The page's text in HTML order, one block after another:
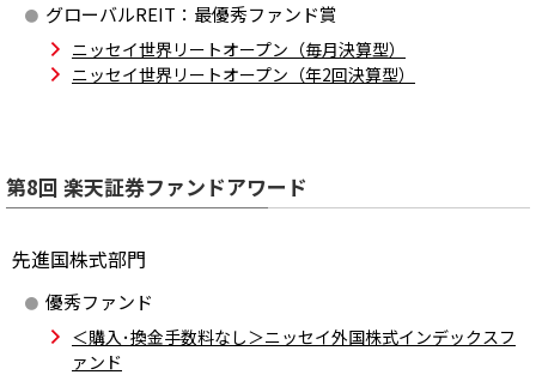
グローバルREIT：最優秀ファンド賞
ニッセイ世界リートオープン（毎月決算型）
ニッセイ世界リートオープン（年2回決算型）
第8回 楽天証券ファンドアワード
先進国株式部門
優秀ファンド
＜購入･換金手数料なし＞ニッセイ外国株式インデックスフ
ァンド